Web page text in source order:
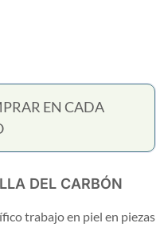
EN CADA
DEL CARBÓN
trabajo en piel en piezas